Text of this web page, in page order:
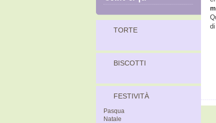
TORTE
BISCOTTI
FESTIVITÀ
Pasqua
Natale